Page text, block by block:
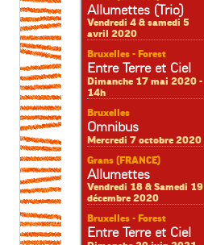
Allumettes (Trio)
Vendredi 4 & samedi 5
avril 2020
Bruxelles - Forest
Entre Terre et Ciel
Dimanche 17 mai 2020 -
14h
Bruxelles
Omnibus
Mercredi 7 octobre 2020
Grans (FRANCE)
Allumettes
Vendredi 18 & Samedi 19
décembre 2020
Bruxelles - Forest
Entre Terre et Ciel